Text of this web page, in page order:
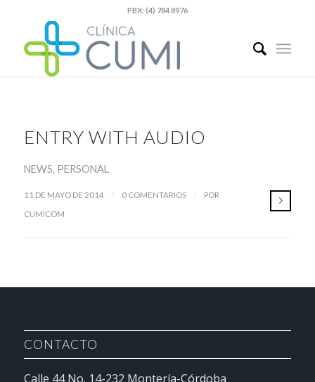
PBX: (4) 784 8976
ENTRY WITH AUDIO
NEWS, PERSONAL
11 DE MAYO DE 2014 / 0 COMENTARIOS / POR
CUMICOM
CONTACTO
Calle 44 No. 14-232 Montería-Córdoba